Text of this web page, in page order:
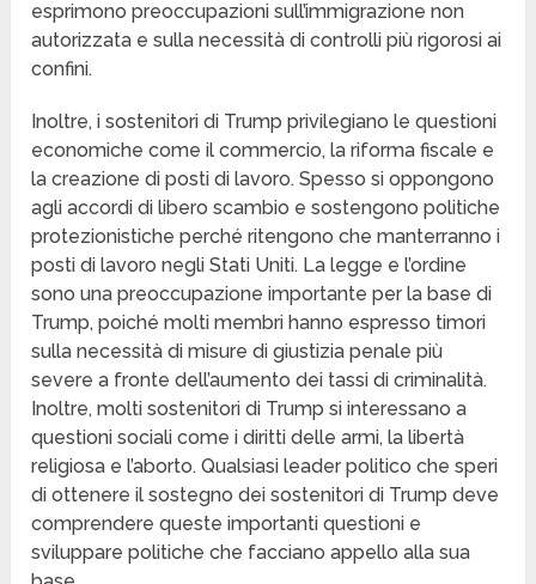
esprimono preoccupazioni sull’immigrazione non
autorizzata e sulla necessità di controlli più rigorosi ai
confini.
Inoltre, i sostenitori di Trump privilegiano le questioni
economiche come il commercio, la riforma fiscale e
la creazione di posti di lavoro. Spesso si oppongono
agli accordi di libero scambio e sostengono politiche
protezionistiche perché ritengono che manterranno i
posti di lavoro negli Stati Uniti. La legge e l’ordine
sono una preoccupazione importante per la base di
Trump, poiché molti membri hanno espresso timori
sulla necessità di misure di giustizia penale più
severe a fronte dell’aumento dei tassi di criminalità.
Inoltre, molti sostenitori di Trump si interessano a
questioni sociali come i diritti delle armi, la libertà
religiosa e l’aborto. Qualsiasi leader politico che speri
di ottenere il sostegno dei sostenitori di Trump deve
comprendere queste importanti questioni e
sviluppare politiche che facciano appello alla sua